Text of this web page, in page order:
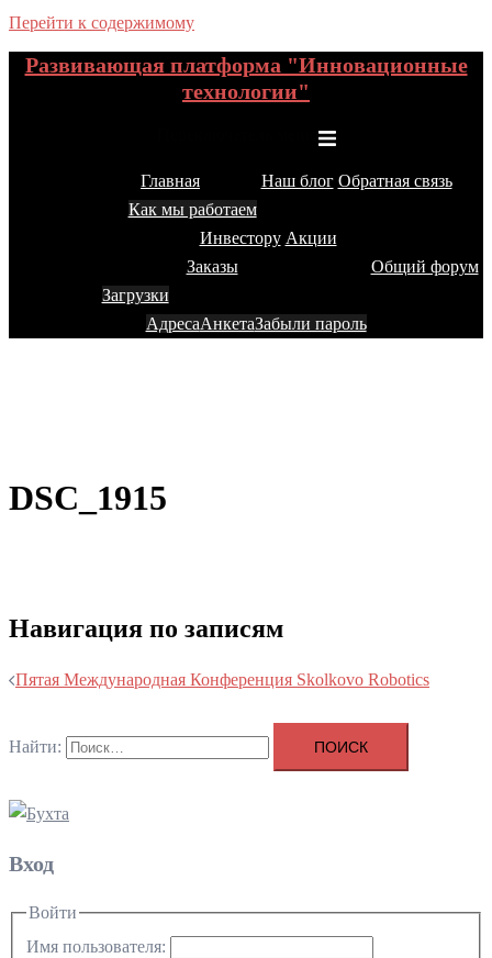
Перейти к содержимому
Развивающая платформа "Инновационные
технологии"
Главная
Как мы работаем
Наш блог Обратная связь
Инвестору Акции
Заказы
Загрузки
АдресаАнкетаЗабыли пароль
Общий форум
DSC_1915
Навигация по записям
Пятая Международная Конференция Skolkovo Robotics
Найти:
Вход
Войти
Имя пользователя: